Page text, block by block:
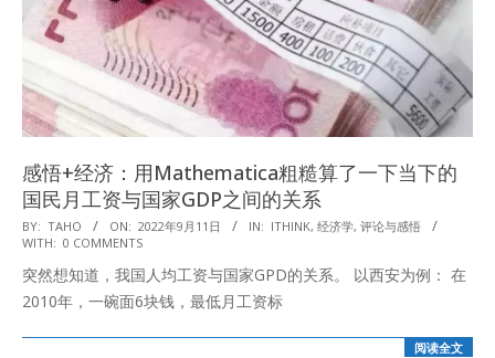
感悟+经济：用Mathematica粗糙算了一下当下的
国民月工资与国家GDP之间的关系
2022-
09-
11
BY: TAHO ON: 2022年9月11日 IN: ITHINK, 经济学, 评论与感悟
WITH: 0 COMMENTS
突然想知道，我国人均工资与国家GPD的关系。 以西安为例： 在
2010年，一碗面6块钱，最低月工资标
阅读全文